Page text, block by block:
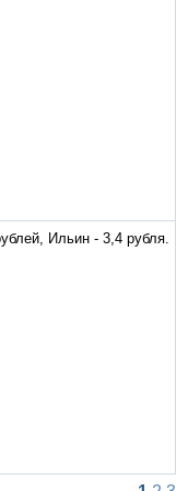
Ильин - 3,4 рубля.